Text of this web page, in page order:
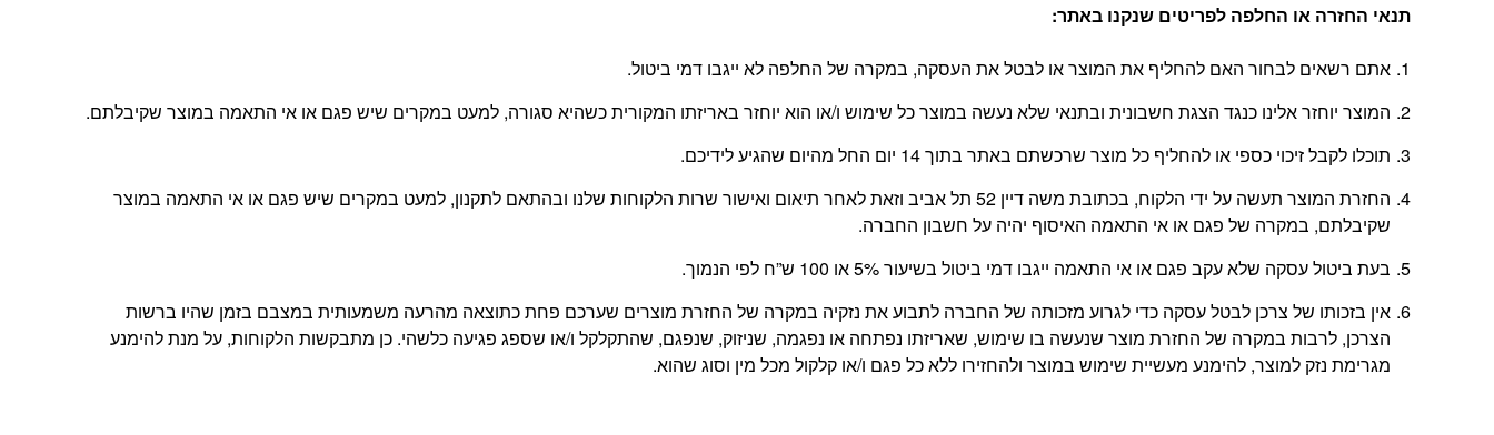
תנאי החזרה או החלפה לפריטים שנקנו באתר:
אתם רשאים לבחור האם להחליף את המוצר או לבטל את העסקה, במקרה של החלפה לא ייגבו דמי ביטול.
המוצר יוחזר אלינו כנגד הצגת חשבונית ובתנאי שלא נעשה במוצר כל שימוש ו/או הוא יוחזר באריזתו המקורית כשהיא סגורה, למעט במקרים שיש פגם או אי התאמה במוצר שקיבלתם.
תוכלו לקבל זיכוי כספי או להחליף כל מוצר שרכשתם באתר בתוך 14 יום החל מהיום שהגיע לידיכם.
החזרת המוצר תעשה על ידי הלקוח, בכתובת משה דיין 52 תל אביב וזאת לאחר תיאום ואישור שרות הלקוחות שלנו ובהתאם לתקנון, למעט במקרים שיש פגם או אי התאמה במוצר
שקיבלתם, במקרה של פגם או אי התאמה האיסוף יהיה על חשבון החברה.
בעת ביטול עסקה שלא עקב פגם או אי התאמה ייגבו דמי ביטול בשיעור 5% או 100 ש”ח לפי הנמוך.
אין בזכותו של צרכן לבטל עסקה כדי לגרוע מזכותה של החברה לתבוע את נזקיה במקרה של החזרת מוצרים שערכם פחת כתוצאה מהרעה משמעותית במצבם בזמן שהיו ברשות
הצרכן, לרבות במקרה של החזרת מוצר שנעשה בו שימוש, שאריזתו נפתחה או נפגמה, שניזוק, שנפגם, שהתקלקל ו/או שספג פגיעה כלשהי. כן מתבקשות הלקוחות, על מנת להימנע
מגרימת נזק למוצר, להימנע מעשיית שימוש במוצר ולהחזירו ללא כל פגם ו/או קלקול מכל מין וסוג שהוא.